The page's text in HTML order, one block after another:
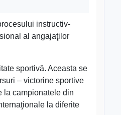
instructiv-
al angajaţilor
sportivă. Aceasta se
– victorine sportive
la campionatele din
la diferite